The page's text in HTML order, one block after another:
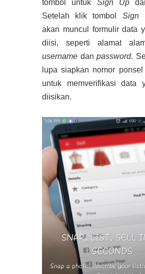
tombol untuk Sign Up
Setelah klik tombol Sign
akan muncul formulir data
diisi, seperti alamat
username dan password.
lupa siapkan nomor
untuk memverifikasi data
diisikan.